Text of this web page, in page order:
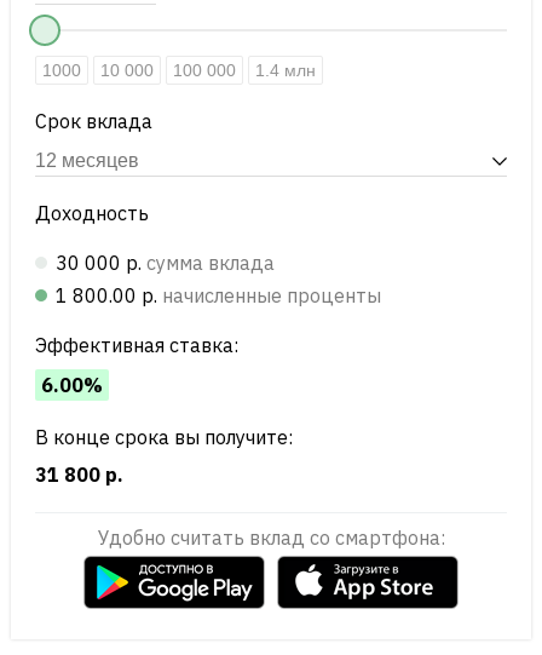
1000 10 000 100 000 1.4 млн
Срок вклада
Доходность
30 000 р. сумма вклада
1 800.00 р. начисленные проценты
Эффективная ставка:
6.00%
В конце срока вы получите:
31 800 р.
Удобно считать вклад со смартфона: